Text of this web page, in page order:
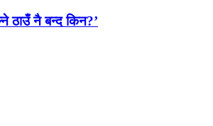
ठाउँ नै बन्द किन?’